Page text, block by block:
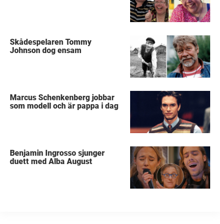
Skådespelaren Tommy
Johnson dog ensam
Marcus Schenkenberg jobbar
som modell och är pappa i dag
Benjamin Ingrosso sjunger
duett med Alba August